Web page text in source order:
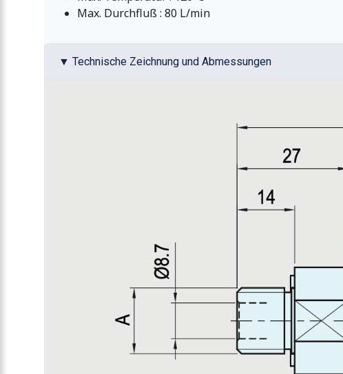
Max. Durchfluß : 80 L/min
▼ Technische Zeichnung und Abmessungen